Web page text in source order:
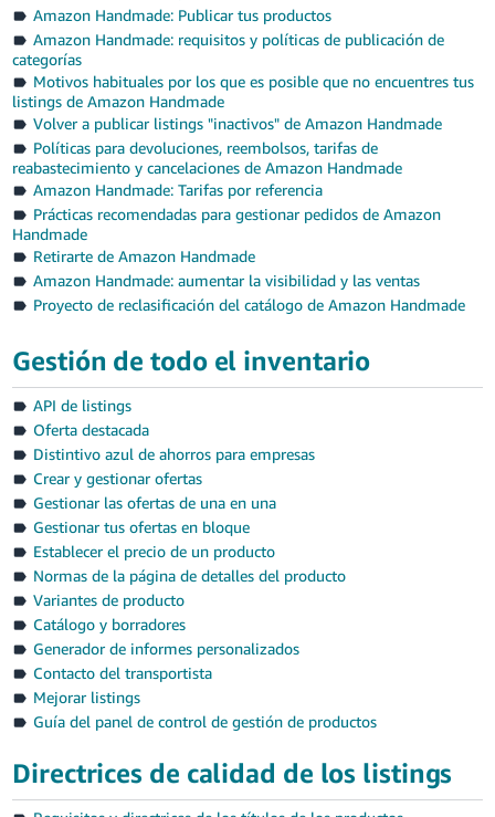
Amazon Handmade: Publicar tus productos
Amazon Handmade: requisitos y políticas de publicación de
categorías
Motivos habituales por los que es posible que no encuentres tus
listings de Amazon Handmade
Volver a publicar listings "inactivos" de Amazon Handmade
Políticas para devoluciones, reembolsos, tarifas de
reabastecimiento y cancelaciones de Amazon Handmade
Amazon Handmade: Tarifas por referencia
Prácticas recomendadas para gestionar pedidos de Amazon
Handmade
Retirarte de Amazon Handmade
Amazon Handmade: aumentar la visibilidad y las ventas
Proyecto de reclasificación del catálogo de Amazon Handmade
Gestión de todo el inventario
API de listings
Oferta destacada
Distintivo azul de ahorros para empresas
Crear y gestionar ofertas
Gestionar las ofertas de una en una
Gestionar tus ofertas en bloque
Establecer el precio de un producto
Normas de la página de detalles del producto
Variantes de producto
Catálogo y borradores
Generador de informes personalizados
Contacto del transportista
Mejorar listings
Guía del panel de control de gestión de productos
Directrices de calidad de los listings